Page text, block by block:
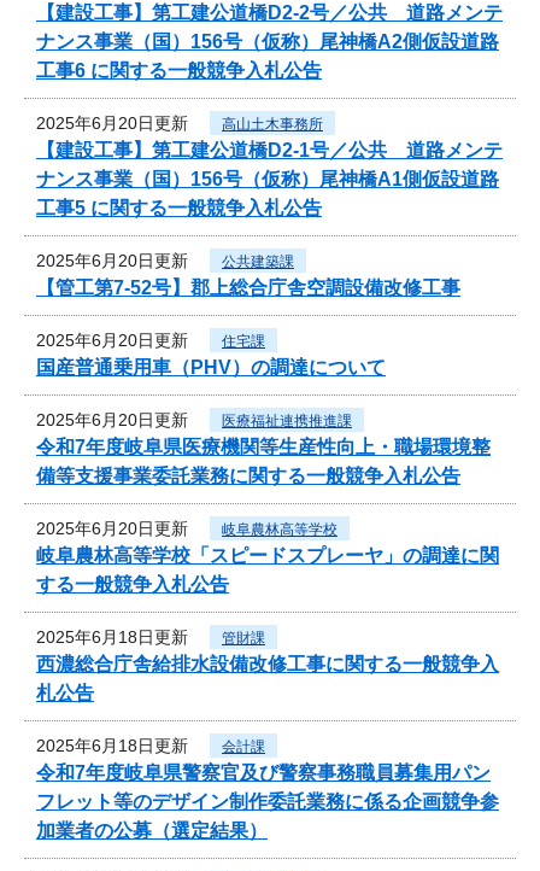
【建設工事】第工建公道橋D2-2号／公共 道路メンテ
ナンス事業（国）156号（仮称）尾神橋A2側仮設道路
工事6 に関する一般競争入札公告
2025年6月20日更新 高山土木事務所
【建設工事】第工建公道橋D2-1号／公共 道路メンテ
ナンス事業（国）156号（仮称）尾神橋A1側仮設道路
工事5 に関する一般競争入札公告
2025年6月20日更新 公共建築課
【管工第7-52号】郡上総合庁舎空調設備改修工事
2025年6月20日更新 住宅課
国産普通乗用車（PHV）の調達について
2025年6月20日更新 医療福祉連携推進課
令和7年度岐阜県医療機関等生産性向上・職場環境整
備等支援事業委託業務に関する一般競争入札公告
2025年6月20日更新 岐阜農林高等学校
岐阜農林高等学校「スピードスプレーヤ」の調達に関
する一般競争入札公告
2025年6月18日更新 管財課
西濃総合庁舎給排水設備改修工事に関する一般競争入
札公告
2025年6月18日更新 会計課
令和7年度岐阜県警察官及び警察事務職員募集用パン
フレット等のデザイン制作委託業務に係る企画競争参
加業者の公募（選定結果）